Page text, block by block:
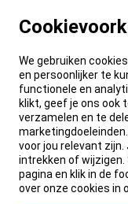
We gebruiken
en persoonlijker te
functionele en
klikt, geef je ons ook
verzamelen en te
voor jou relevant
intrekken of wijzigen.
pagina en klik in de
over onze cookies in